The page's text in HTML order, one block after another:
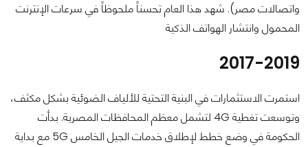
واتصالات مصر). شهد هذا العام تحسناً ملحوظاً في سرعات الإنترنت
المحمول وانتشار الهواتف الذكية
2017-2019
استمرت الاستثمارات في البنية التحتية للألياف الضوئية بشكل مكثف،
وتوسعت تغطية 4G لتشمل معظم المحافظات المصرية. بدأت
الحكومة في وضع خطط لإطلاق خدمات الجيل الخامس 5G مع بداية